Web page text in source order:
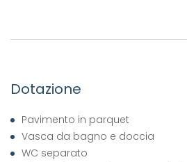
Dotazione
Pavimento in parquet
Vasca da bagno e doccia
WC separato